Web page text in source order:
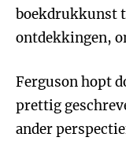
boekdrukkunst
ontdekkingen,
Ferguson hopt
prettig
ander